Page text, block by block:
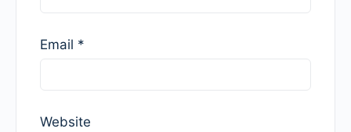
Email *
Website